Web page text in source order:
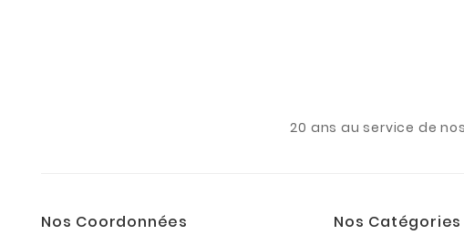
20 ans au service de
Nos Coordonnées Nos Catégories